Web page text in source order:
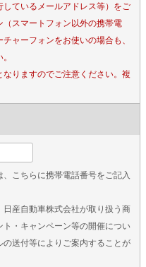
ているメールアドレス等）をご
スマートフォン以外の携帯電
ャーフォンをお使いの場合も、
りますのでご注意ください。複
こちらに携帯電話番号をご記入
日産自動車株式会社が取り扱う商
・キャンペーン等の開催につい
送付等によりご案内することが